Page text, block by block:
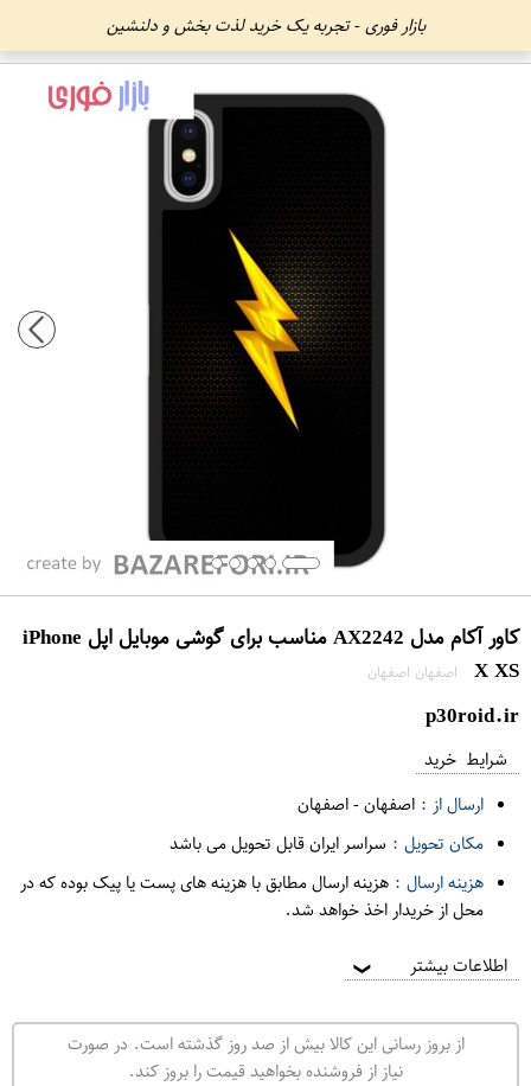
بازار فوری - تجربه یک خرید لذت بخش و دلنشین
کاور آکام مدل AX2242 مناسب برای گوشی موبایل اپل iPhone
X XS
اصفهان اصفهان
p30roid.ir
شرایط خرید
ارسال از : اصفهان-اصفهان
مکان تحویل : سراسر ایران قابل تحویل می باشد
هزینه ارسال : هزینه ارسال مطابق با هزینه های پست یا پیک بوده که در
محل از خریدار اخذ خواهد شد.
اطلاعات بیشتر ❯
از بروز رسانی این کالا بیش از صد روز گذشته است. در صورت
نیاز از فروشنده بخواهید قیمت را بروز کند.